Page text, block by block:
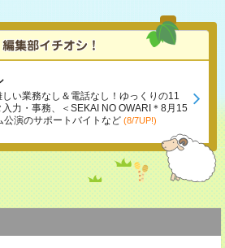
しい業務なし＆電話なし！ゆっくりの11
力・事務、＜SEKAI NO OWARI＊8月15
公演のサポートバイトなど (8/7UP!)